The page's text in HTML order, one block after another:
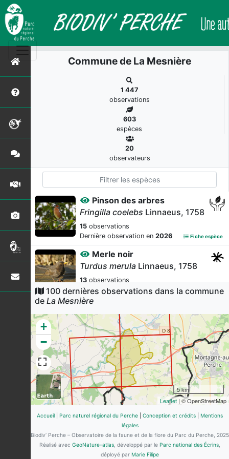
Commune de La Mesnière
1 447
observations
603
espèces
20
observateurs
Pinson des arbres
Fringilla coelebs Linnaeus, 1758
15 observations
Dernière observation en 2026 Fiche espèce
Merle noir
Turdus merula Linnaeus, 1758
13 observations
Dernière observation en2026 Fiche espèce
Capreolus capreolus(Linnaeus,
1758)
13
observations
Dernière observation en
2026 Fiche espèce
Fromental élevé
Arrhenatherum elatius(L.) P.Beauv.
ex J.Presl & C.Presl, 1819
13observations
Dernière observation en2026 Fiche espèce
Fauvette à tête noire
Sylvia atricapilla(Linnaeus,
1758)
100 dernières observations dans la commune
de La Mesnière
+
−
5 km
Leaflet | © OpenStreetMap
Accueil Parc naturel régional du Perche Conception et crédits
Mentions
légales
Biodiv’ Perche – Observatoire de la faune et de la flore du Parc du Perche, 2025
Réalisé avec GeoNature-atlas , développé par le Parc national des Écrins
déployé par Marie Filipe